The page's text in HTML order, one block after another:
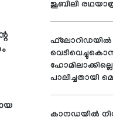
ജൂബിലി
ഫ്‌ലോറിഡയില്‍
പാലിച്ചതായി
കാനഡയില്‍